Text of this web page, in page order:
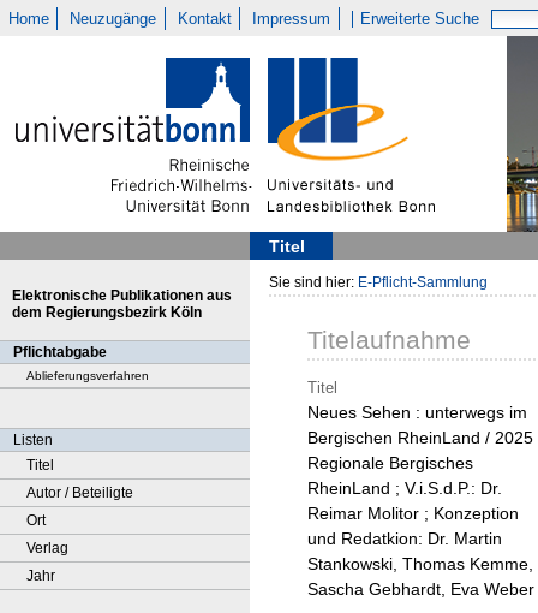
Home Neuzugänge Kontakt Impressum Erweiterte Suche
Titel
Elektronische Publikationen aus
dem Regierungsbezirk Köln
Pflichtabgabe
Ablieferungsverfahren
Listen
Titel
Autor / Beteiligte
Ort
Verlag
Jahr
Sie sind hier: E-Pflicht-Sammlung
Titelaufnahme
Titel
Neues Sehen : unterwegs im
Bergischen RheinLand / 2025
Regionale Bergisches
RheinLand ; V.i.S.d.P.: Dr.
Reimar Molitor ; Konzeption
und Redatkion: Dr. Martin
Stankowski, Thomas Kemme,
Sascha Gebhardt, Eva Weber